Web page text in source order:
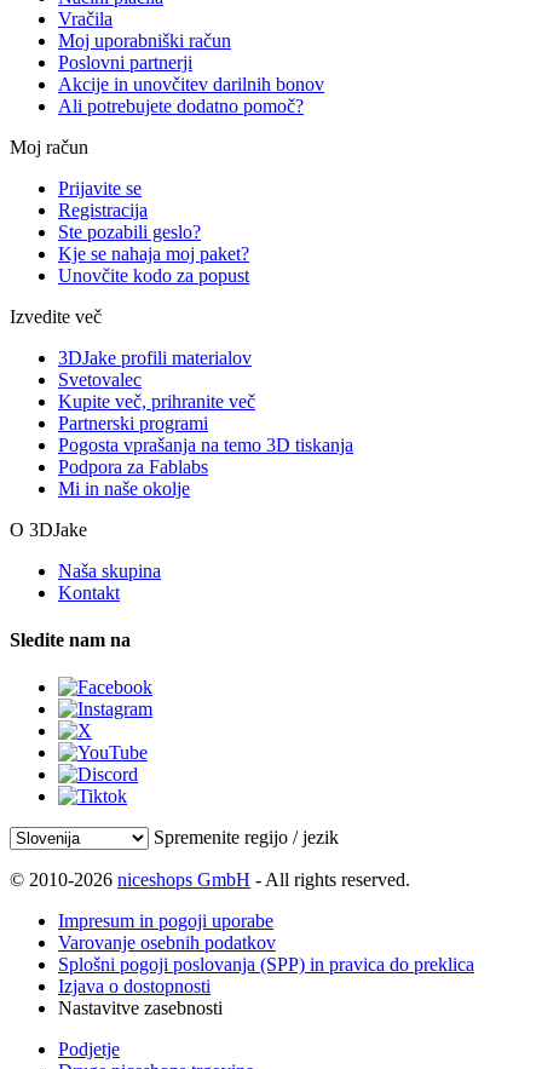
Vračila
Moj uporabniški račun
Poslovni partnerji
Akcije in unovčitev darilnih bonov
Ali potrebujete dodatno pomoč?
Moj račun
Prijavite se
Registracija
Ste pozabili geslo?
Kje se nahaja moj paket?
Unovčite kodo za popust
Izvedite več
3DJake profili materialov
Svetovalec
Kupite več, prihranite več
Partnerski programi
Pogosta vprašanja na temo 3D tiskanja
Podpora za Fablabs
Mi in naše okolje
O 3DJake
Naša skupina
Kontakt
Sledite nam na
Spremenite regijo / jezik
© 2010-2026 niceshops GmbH - All rights reserved.
Impresum in pogoji uporabe
Varovanje osebnih podatkov
Splošni pogoji poslovanja (SPP) in pravica do preklica
Izjava o dostopnosti
Nastavitve zasebnosti
Podjetje